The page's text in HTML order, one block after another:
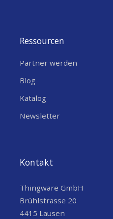
Ressourcen
Partner werden
Blog
Katalog
Newsletter
Kontakt
Thingware GmbH
Brühlstrasse 20
4415 Lausen